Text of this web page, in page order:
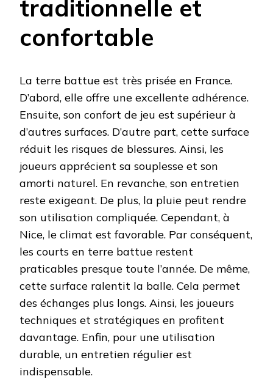
traditionnelle et
confortable
La terre battue est très prisée en France.
D’abord, elle offre une excellente adhérence.
Ensuite, son confort de jeu est supérieur à
d’autres surfaces. D’autre part, cette surface
réduit les risques de blessures. Ainsi, les
joueurs apprécient sa souplesse et son
amorti naturel. En revanche, son entretien
reste exigeant. De plus, la pluie peut rendre
son utilisation compliquée. Cependant, à
Nice, le climat est favorable. Par conséquent,
les courts en terre battue restent
praticables presque toute l’année. De même,
cette surface ralentit la balle. Cela permet
des échanges plus longs. Ainsi, les joueurs
techniques et stratégiques en profitent
davantage. Enfin, pour une utilisation
durable, un entretien régulier est
indispensable.